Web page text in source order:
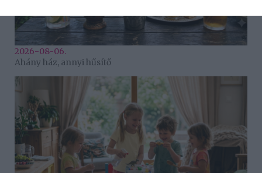
2026-08-06.
Ahány ház, annyi hűsítő